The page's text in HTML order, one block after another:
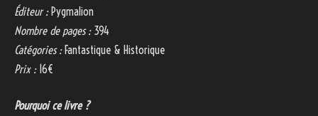
Éditeur :Pygmalion
Nombre de pages :394
Catégories :Fantastique & Historique
Prix :16€
Pourquoi ce livre ?